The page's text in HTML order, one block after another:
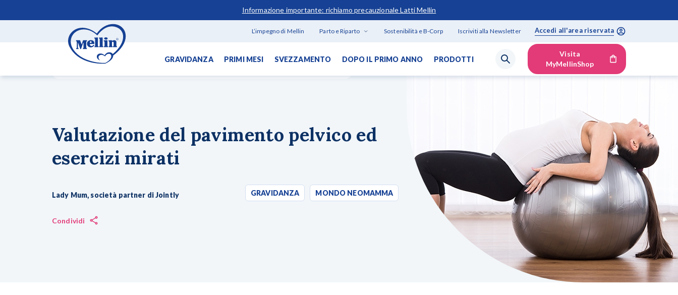
Informazione importante: richiamo precauzionale Latti Mellin
L’impegno di Mellin Parto e Riparto Sostenibilità e B-Corp Iscriviti alla Newsletter Accedi all'area riservata
GRAVIDANZA PRIMI MESI SVEZZAMENTO DOPO IL PRIMO ANNO PRODOTTI
Visita
MyMellinShop
Primi mesi
Svezzamento
Valutazione del pavimento pelvico ed
esercizi mirati
Lady Mum, società partner di Jointly GRAVIDANZA MONDO NEOMAMMA
Condividi